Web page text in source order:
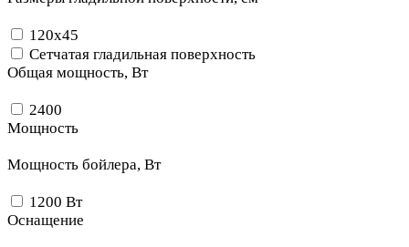
120x45
Сетчатая гладильная поверхность
Общая мощность, Вт
2400
Мощность
Мощность бойлера, Вт
1200 Вт
Оснащение